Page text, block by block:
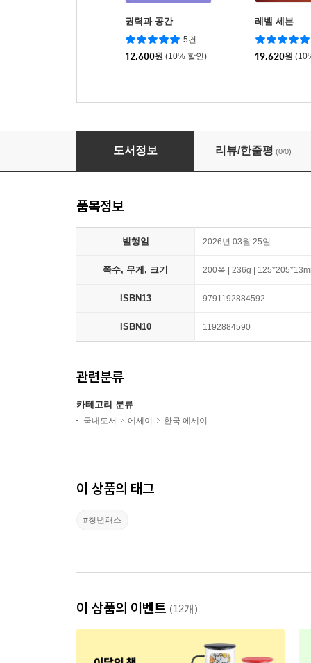
권력과 공간
5건
12,600원 (10% 할인)
레벨 세븐
19,620원
도서정보 리뷰/한줄평 (0/0)
품목정보
발행일 2026년 03월 25일
쪽수, 무게, 크기 200쪽 | 236g |
ISBN13 9791192884592
ISBN10 1192884590
관련분류
카테고리 분류
국내도서 에세이 한국 에세이
이 상품의 태그
#청년패스
이 상품의 이벤트 (12개)